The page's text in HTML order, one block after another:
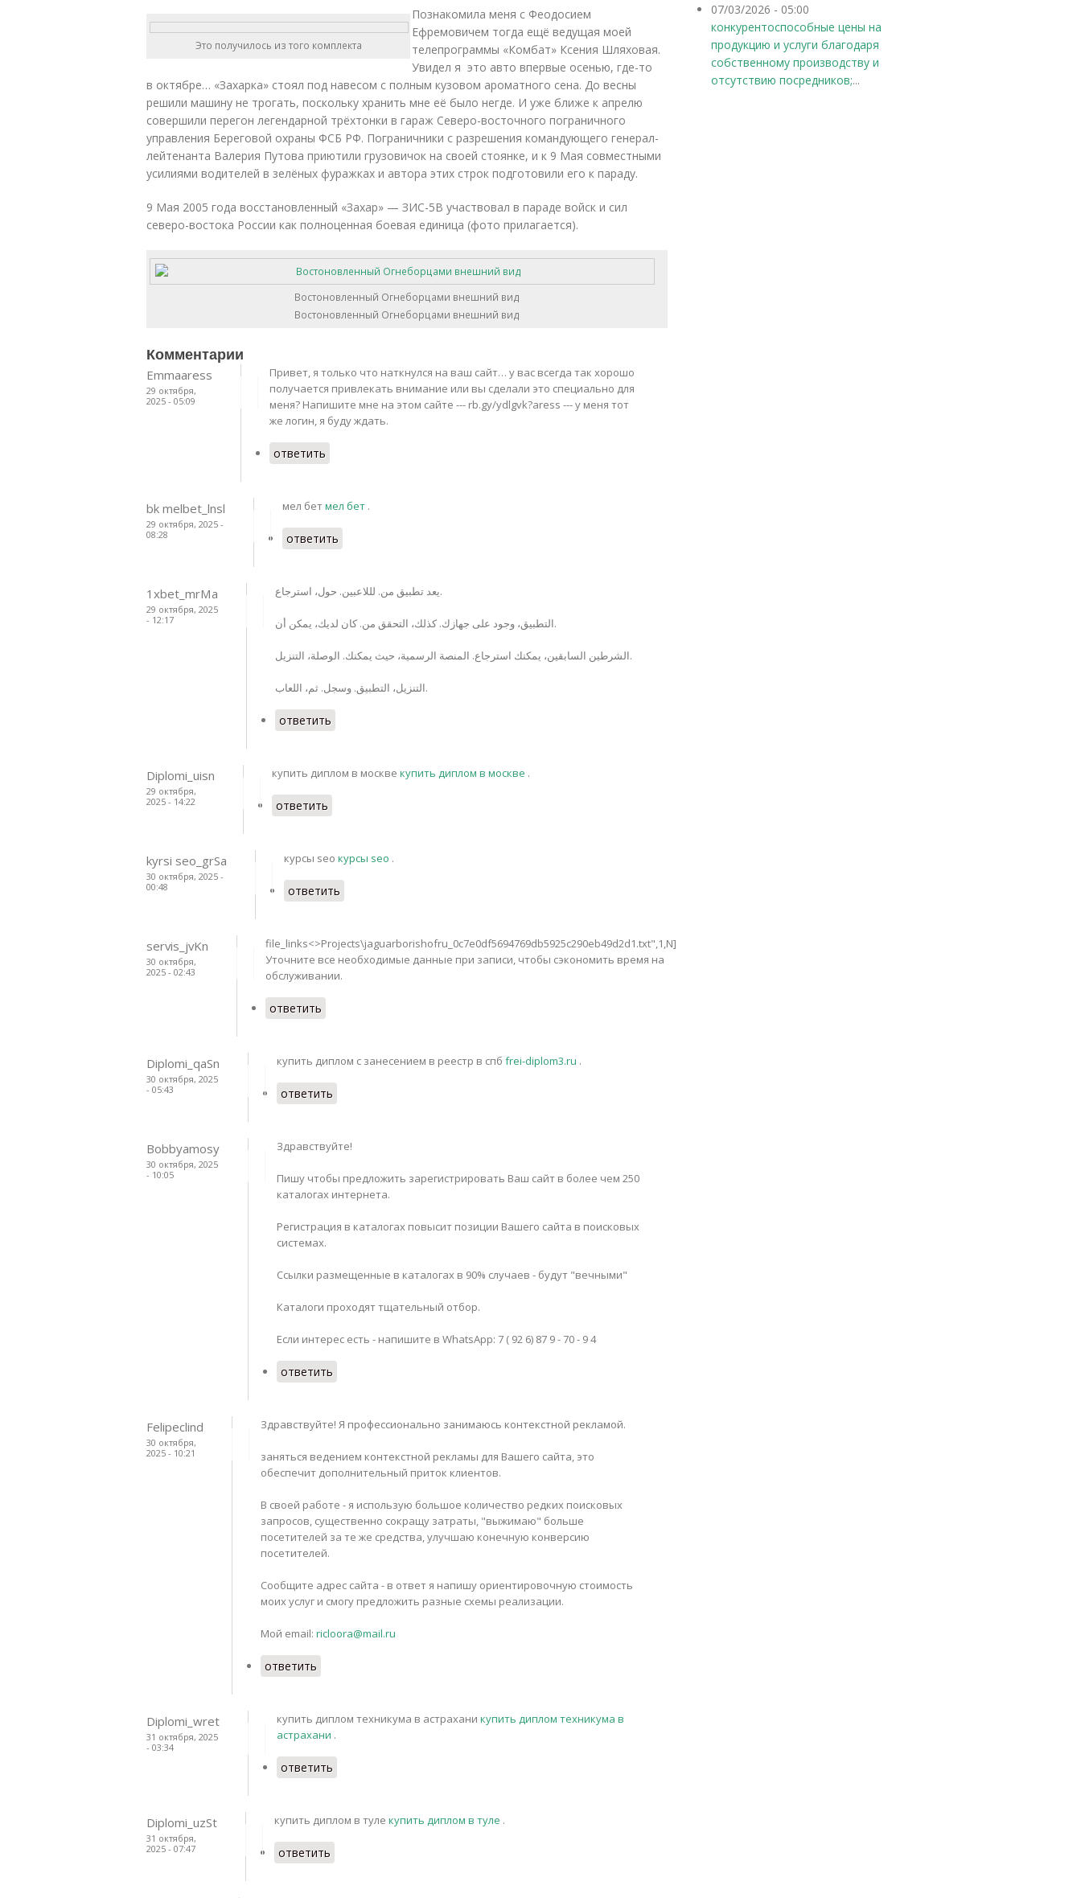
Это получилось из того комплекта
Познакомила меня с Феодосием
Ефремовичем тогда ещё ведущая моей
телепрограммы «Комбат» Ксения Шляховая.
Увидел я это авто впервые осенью, где-то
в октябре… «Захарка» стоял под навесом с полным кузовом ароматного сена. До весны
решили машину не трогать, поскольку хранить мне её было негде. И уже ближе к апрелю
совершили перегон легендарной трёхтонки в гараж Северо-восточного пограничного
управления Береговой охраны ФСБ РФ. Пограничники с разрешения командующего генерал-
лейтенанта Валерия Путова приютили грузовичок на своей стоянке, и к 9 Мая совместными
усилиями водителей в зелёных фуражках и автора этих строк подготовили его к параду.
9 Мая 2005 года восстановленный «Захар» — ЗИС-5В участвовал в параде войск и сил
северо-востока России как полноценная боевая единица (фото прилагается).
Востоновленный Огнеборцами внешний вид
Востоновленный Огнеборцами внешний вид
Комментарии
Emmaaress
29 октября,
2025 - 05:09
Привет, я только что наткнулся на ваш сайт… у вас всегда так хорошо
получается привлекать внимание или вы сделали это специально для
меня? Напишите мне на этом сайте --- rb.gy/ydlgvk?aress --- у меня тот
же логин, я буду ждать.
ответить
bk melbet_lnsl
29 октября, 2025 -
08:28
мел бетмел бет .
ответить
1xbet_mrMa
29 октября, 2025
- 12:17
يعد تطبيق من. لللاعبين. حول، استرجاع.
التطبيق، وجود على جهازك. كذلك، التحقق من. كان لديك، يمكن أن.
الشرطين السابقين، يمكنك استرجاع. المنصة الرسمية، حيث يمكنك. الوصلة، التنزيل.
التنزيل، التطبيق. وسجل. ثم، اللعاب.
ответить
Diplomi_uisn
29 октября,
2025 - 14:22
купить диплом в москве купить диплом в москве .
ответить
kyrsi seo_grSa
30 октября, 2025 -
00:48
курсы seo курсы seo .
ответить
servis_jvKn
30 октября,
2025 - 02:43
file_links<>Projects\jaguarborishofru_0c7e0df5694769db5925c290eb49d2d1.txt",1,N]
Уточните все необходимые данные при записи, чтобы сэкономить время на
обслуживании.
ответить
Diplomi_qaSn
30 октября, 2025
- 05:43
купить диплом с занесением в реестр в спб frei-diplom3.ru .
ответить
Bobbyamosy
30 октября, 2025
- 10:05
Здравствуйте!
Пишу чтобы предложить зарегистрировать Ваш сайт в более чем 250
каталогах интернета.
Регистрация в каталогах повысит позиции Вашего сайта в поисковых
системах.
Ссылки размещенные в каталогах в 90% случаев - будут "вечными"
Каталоги проходят тщательный отбор.
Если интерес есть - напишите в WhatsApp: 7 ( 92 6) 87 9 - 70 - 9 4
ответить
Felipeclind
30 октября,
2025 - 10:21
Здравствуйте! Я профессионально занимаюсь контекстной рекламой.
заняться ведением контекстной рекламы для Вашего сайта, это
обеспечит дополнительный приток клиентов.
В своей работе - я использую большое количество редких поисковых
запросов, существенно сокращу затраты, "выжимаю" больше
посетителей за те же средства, улучшаю конечную конверсию
посетителей.
Сообщите адрес сайта - в ответ я напишу ориентировочную стоимость
моих услуг и смогу предложить разные схемы реализации.
Мой email: ricloora@mail.ru
ответить
Diplomi_wret
31 октября, 2025
- 03:34
купить диплом техникума в астрахани купить диплом техникума в
астрахани .
ответить
Diplomi_uzSt
31 октября,
2025 - 07:47
купить диплом в туле купить диплом в туле .
ответить
07/03/2026 - 05:00
конкурентоспособные цены на
продукцию и услуги благодаря
собственному производству и
отсутствию посредников;...